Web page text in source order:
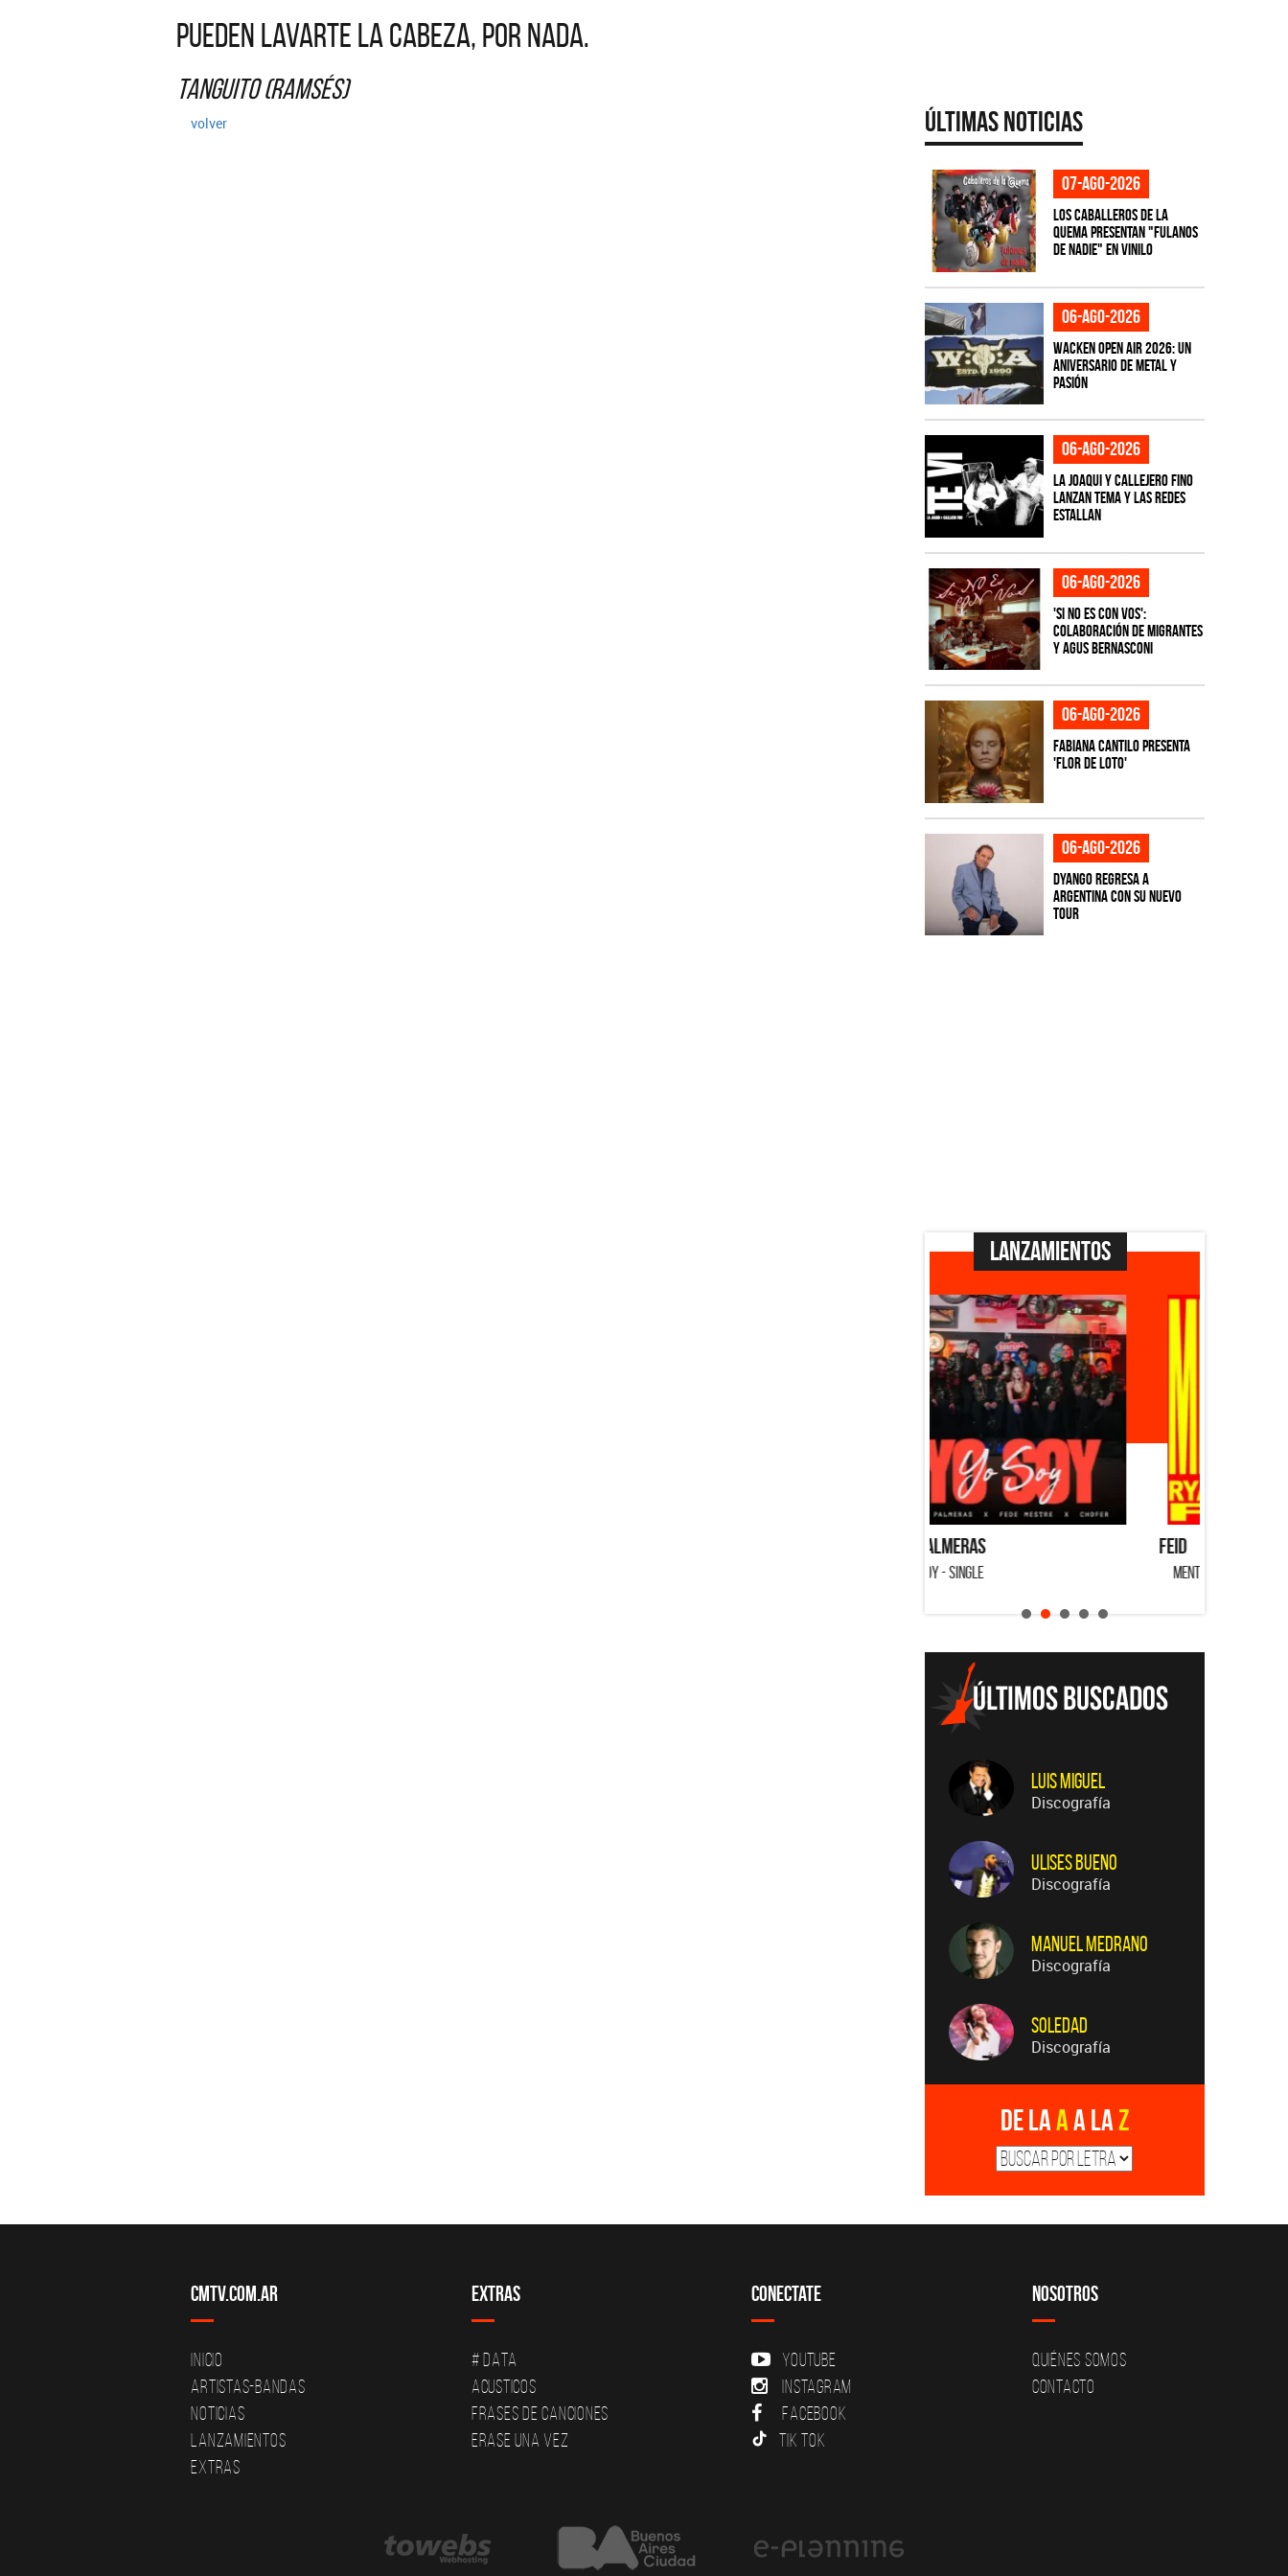
Pueden lavarte la cabeza, por nada.
Tanguito (Ramsés)
volver Últimas Noticias
07-ago-2026
Los Caballeros de la
Quema presentan "Fulanos
de Nadie" en vinilo
06-ago-2026
Wacken Open Air 2026: Un
aniversario de metal y
pasión
06-ago-2026
La Joaqui y Callejero Fino
lanzan tema y las redes
estallan
06-ago-2026
'Si No Es Con Vos':
colaboración de Migrantes
y Agus Bernasconi
06-ago-2026
Fabiana Cantilo presenta
'Flor de Loto'
06-ago-2026
Dyango regresa a
Argentina con su nuevo
tour
Lanzamientos
Feid
MENTIRA - SINGLE
Luis Miguel
Discografía
Ulises Bueno
Discografía
Manuel Medrano
Discografía
Soledad
Discografía
De laAa laZ
CMTV.com.ar
Inicio
Artistas-Bandas
Noticias
Lanzamientos
Extras
Extras
# DATA
Acusticos
Frases de canciones
Erase una vez
Conectate
YouTube
Instagram
Facebook
Tik Tok
Nosotros
Quiénes Somos
Contacto